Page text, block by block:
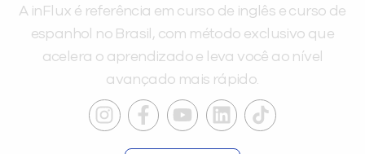
A inFlux é referência em curso de inglês e curso de
espanhol no Brasil, com método exclusivo que
acelera o aprendizado e leva você ao nível
avançado mais rápido.